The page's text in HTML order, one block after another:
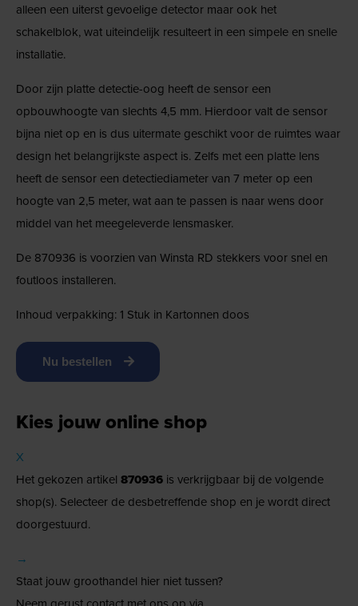
alleen een uiterst gevoelige detector maar ook het
schakelblok, wat uiteindelijk resulteert in een simpele en snelle
installatie.
Door zijn platte detectie-oog heeft de sensor een
opbouwhoogte van slechts 4,5 mm. Hierdoor valt de sensor
bijna niet op en is dus uitermate geschikt voor de ruimtes waar
design het belangrijkste aspect is. Zelfs met een platte lens
heeft de sensor een detectiediameter van 7 meter op een
hoogte van 2,5 meter, wat aan te passen is naar wens door
middel van het meegeleverde lensmasker.
De 870936 is voorzien van Winsta RD stekkers voor snel en
foutloos installeren.
Inhoud verpakking: 1 Stuk in Kartonnen doos
Nu bestellen
Kies jouw online shop
X
Het gekozen artikel 870936 is verkrijgbaar bij de volgende
shop(s). Selecteer de desbetreffende shop en je wordt direct
doorgestuurd.
→
Staat jouw groothandel hier niet tussen?